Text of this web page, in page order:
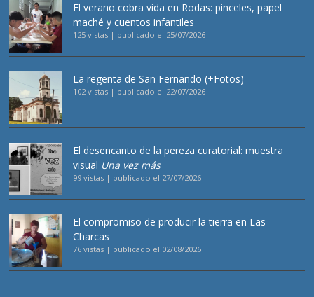
El verano cobra vida en Rodas: pinceles, papel
maché y cuentos infantiles
125 vistas | publicado el 25/07/2026
La regenta de San Fernando (+Fotos)
102 vistas | publicado el 22/07/2026
El desencanto de la pereza curatorial: muestra
visual Una vez más
99 vistas | publicado el 27/07/2026
El compromiso de producir la tierra en Las
Charcas
76 vistas | publicado el 02/08/2026